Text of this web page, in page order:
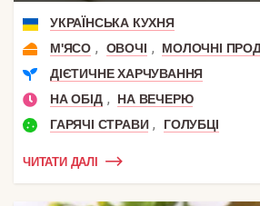
УКРАЇНСЬКА КУХНЯ
М'ЯСО , ОВОЧІ , МОЛОЧНІ
ДІЄТИЧНЕ ХАРЧУВАННЯ
НА ОБІД ,
НА ВЕЧЕРЮ
ГАРЯЧІ СТРАВИ , ГОЛУБЦІ
ЧИТАТИ ДАЛІ